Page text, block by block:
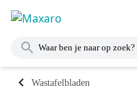
Wastafelbladen